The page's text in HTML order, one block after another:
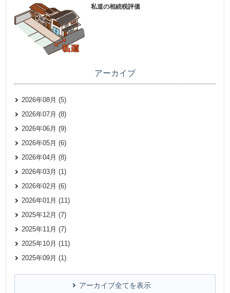
私道の相続税評価
アーカイブ
2026年08月 (5)
2026年07月 (8)
2026年06月 (9)
2026年05月 (6)
2026年04月 (8)
2026年03月 (1)
2026年02月 (6)
2026年01月 (11)
2025年12月 (7)
2025年11月 (7)
2025年10月 (11)
2025年09月 (1)
アーカイブ全てを表示